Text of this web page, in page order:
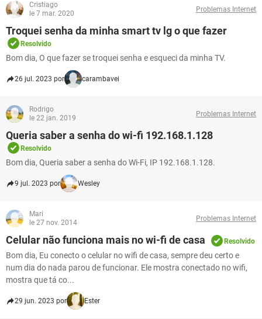
Cristiago
le 7 mar. 2020
Problemas Internet
Troquei senha da minha smart tv lg o que fazer
Resolvido
Bom dia, O que fazer se troquei senha e esqueci da minha TV.
26 jul. 2023 por carambavei
Rodrigo
le 22 jan. 2019
Problemas Internet
Queria saber a senha do wi-fi 192.168.1.128
Resolvido
Bom dia, Queria saber a senha do Wi-Fi, IP 192.168.1.128.
9 jul. 2023 por Wesley
Mari
le 27 nov. 2014
Problemas Internet
Celular não funciona mais no wi-fi de casa Resolvido
Bom dia, Eu conecto o celular no wifi de casa, sempre deu certo e
num dia do nada parou de funcionar. Ele mostra conectado no wifi,
mostra que tá co...
29 jun. 2023 por Ester